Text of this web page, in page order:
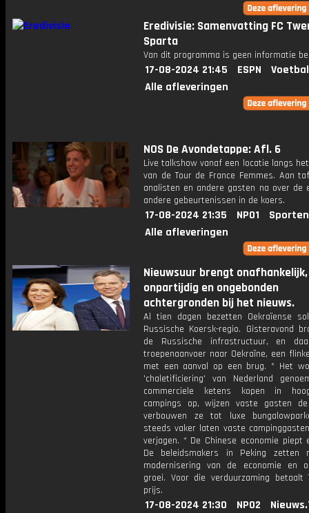
Eredivisie: Samenvatting FC
Sparta
Van dit programma is geen informatie
17-08-2024 21:45 ESPN
Alle afleveringen
NOS De Avondetappe: Afl. 6
Live talkshow vanaf een locatie langs
van de Tour de France Femmes. Aan
analisten en andere gasten na over de
andere gebeurtenissen in de koers.
17-08-2024 21:35 NPO1
Alle afleveringen
Nieuwsuur brengt onafhankelijk,
onpartijdig en ongebonden
achtergronden bij het nieuws.
Al tien dagen bezetten Oekraïense
Russische Koersk-regio. Gisteravond
de Russische infrastructuur, en
troepenaanvoer naar Oekraïne, een
met een aanval op een brug. * Het
'chaletificiering' van Nederland
commerciele ketens kopen in
campings op, wijzen vaste gasten
verbouwen ze tot luxe
steeds vaker laten vaste
verjagen. * De Chinese economie piept
De beleidsmakers in Peking
modernisering van de economie en
groei. Voor die verduurzaming betaalt
prijs.
17-08-2024 21:30 NPO2